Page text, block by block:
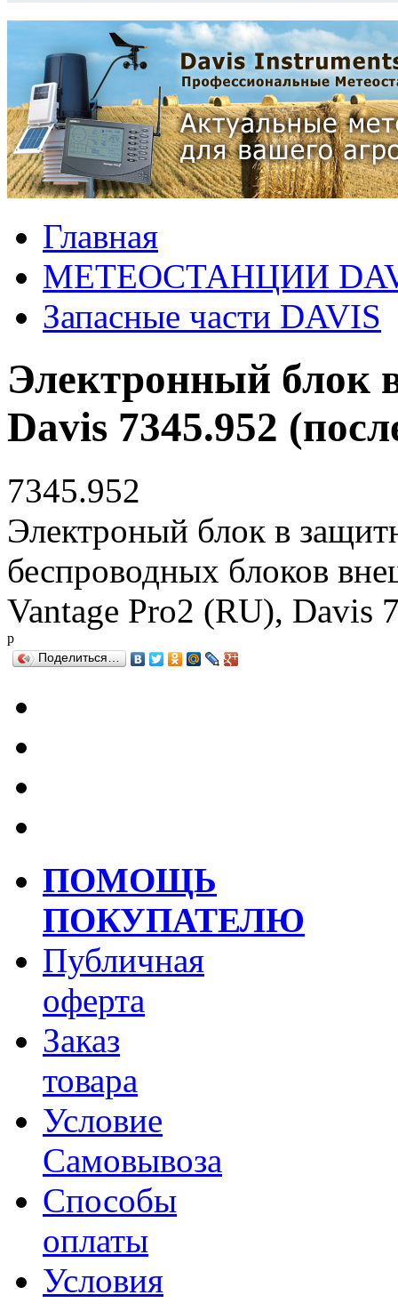
Главная
МЕТЕОСТАНЦИИ
Запасные части DAVIS
Электронный блок
Davis 7345.952
7345.952
Электроный блок в
беспроводных блоков
Vantage Pro2 (RU), Davis
р
Поделиться…
ПОМОЩЬ
ПОКУПАТЕЛЮ
Публичная
оферта
Заказ
товара
Условие
Самовывоза
Способы
оплаты
Условия